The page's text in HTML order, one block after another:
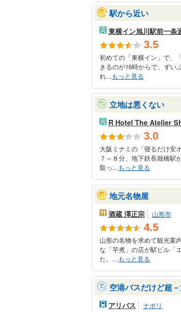
駅から近い
東横イン旭川駅前一条
3.5
初めての「東横イン」で、
きるのが16時からで、ずい
れ...もっと見る
立地は悪くない
R Hotel The Atelier
3.0
大阪ミナミの「寝るだけ安
７～８分、地下鉄長堀橋駅
取っ...もっと見る
地元名物屋
酒蔵 澤正宗 山形市
4.5
山形の名物を求めて観光案
な「芋煮」の店が駅ビル「
た。...もっと見る
空港バスだけど超－
アリバス ナポリ